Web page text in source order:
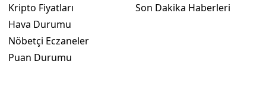
Kripto Fiyatları
Hava Durumu
Nöbetçi Eczaneler
Puan Durumu
Son Dakika Haberleri